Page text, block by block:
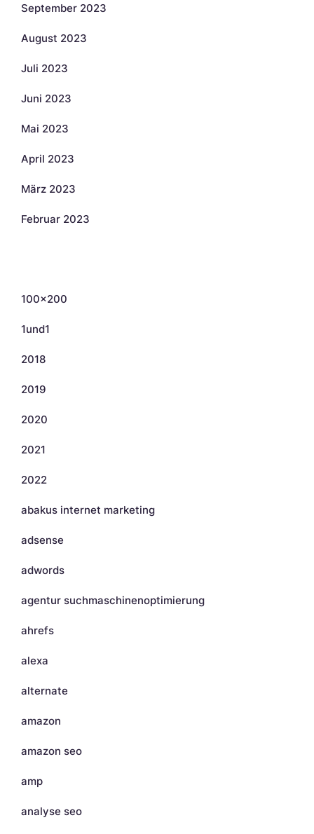
September 2023
August 2023
Juli 2023
Juni 2023
Mai 2023
April 2023
März 2023
Februar 2023
100×200
1und1
2018
2019
2020
2021
2022
abakus internet marketing
adsense
adwords
agentur suchmaschinenoptimierung
ahrefs
alexa
alternate
amazon
amazon seo
amp
analyse seo